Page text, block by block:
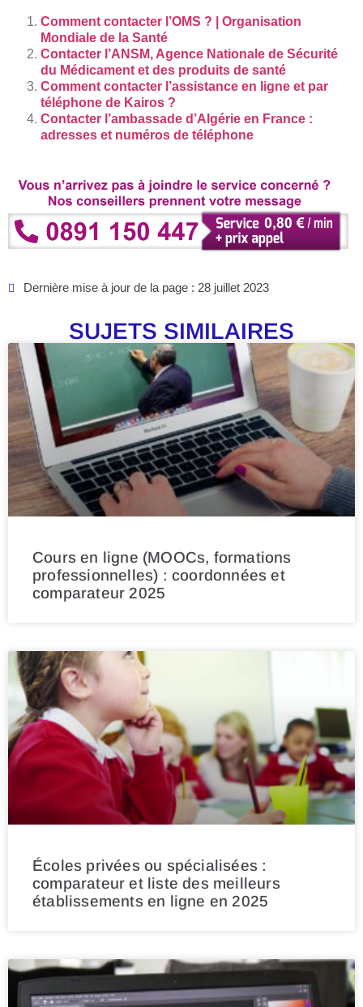
Comment contacter l’OMS ? | Organisation
Mondiale de la Santé
Contacter l’ANSM, Agence Nationale de Sécurité
du Médicament et des produits de santé
Comment contacter l’assistance en ligne et par
téléphone de Kairos ?
Contacter l’ambassade d’Algérie en France :
adresses et numéros de téléphone
Dernière mise à jour de la page : 28 juillet 2023
SUJETS SIMILAIRES
Cours en ligne (MOOCs, formations
professionnelles) : coordonnées et
comparateur 2025
Écoles privées ou spécialisées :
comparateur et liste des meilleurs
établissements en ligne en 2025